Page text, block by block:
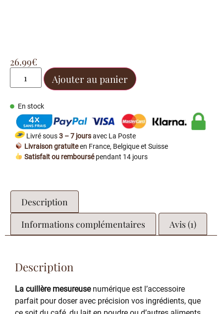
26.99€
Ajouter au panier
En stock
Livré sous3 – 7 joursavec La Poste
Livraison gratuiteen France, Belgique et Suisse
Satisfait ou remboursépendant 14 jours
Description
Informations complémentaires
Avis (1)
Description
La cuillère mesureusenumérique est l’accessoire
parfait pour doser avec précision vos ingrédients, que